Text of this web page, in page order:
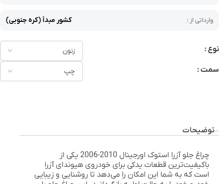
وارداتی از : کشور مبدأ (کره جنوبی)
نوع
سمت
توضیحات
چراغ جلو آزرا استوک اورجینال 2010-2006
یکی از
باکیفیت‌ترین قطعات یدکی برای خودروی هیوندای آزرا
است که به شما این امکان را می‌دهد تا روشنایی و زیبایی